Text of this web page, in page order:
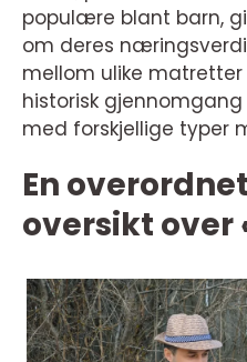
populære blant barn,
om deres
mellom ulike
historisk
med forskjellige typer
En
oversikt over